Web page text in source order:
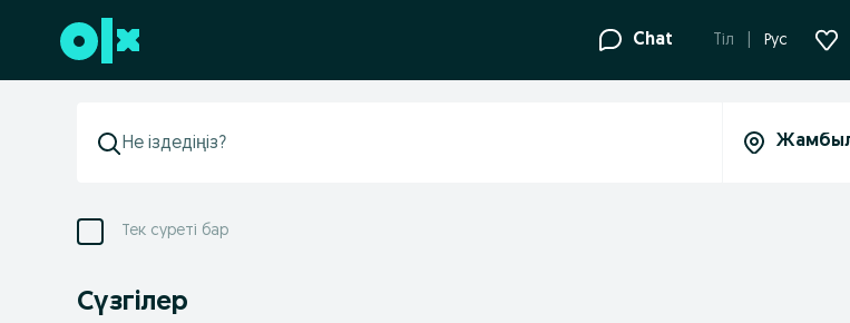
Төменгі деректемеге өту Chat Tіл Рус
Тек суреті бар
Сүзгілер